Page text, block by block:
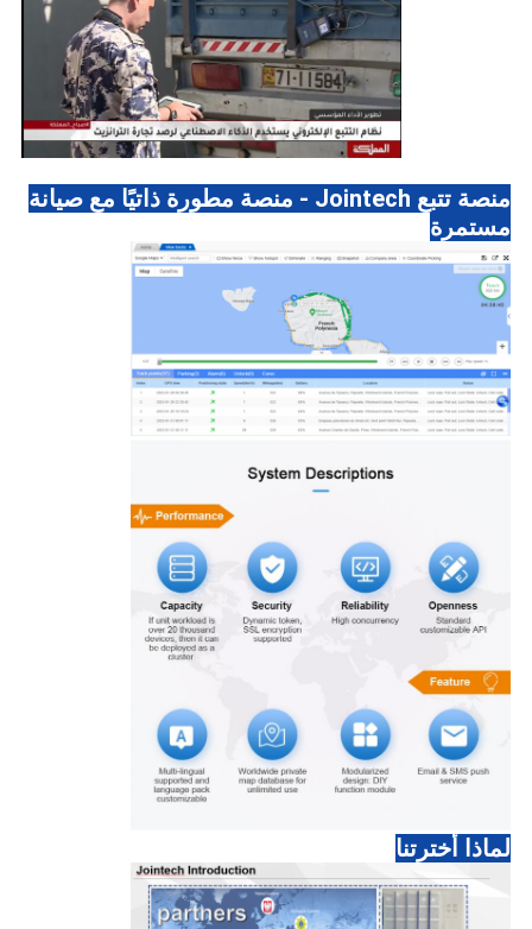
منصة تتبع Jointech - منصة مطورة ذاتيًا مع صيانة
مستمرة
لماذا أخترتنا